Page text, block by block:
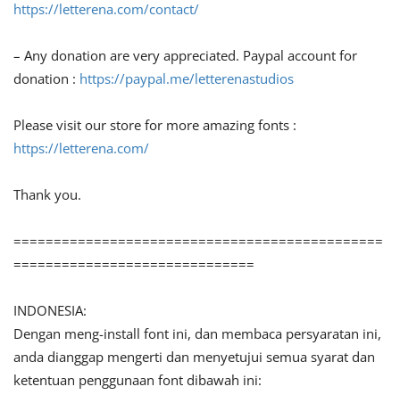
https://letterena.com/contact/
– Any donation are very appreciated. Paypal account for
donation : https://paypal.me/letterenastudios
Please visit our store for more amazing fonts :
https://letterena.com/
Thank you.
==============================================
==============================
INDONESIA:
Dengan meng-install font ini, dan membaca persyaratan ini,
anda dianggap mengerti dan menyetujui semua syarat dan
ketentuan penggunaan font dibawah ini: